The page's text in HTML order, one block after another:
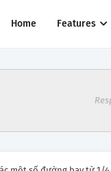
Home Features
một số đường bay từ 1/4